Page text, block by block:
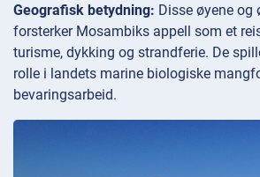
Geografisk betydning: Disse øyene og
forsterker Mosambiks appell som et
turisme, dykking og strandferie. De
rolle i landets marine biologiske
bevaringsarbeid.